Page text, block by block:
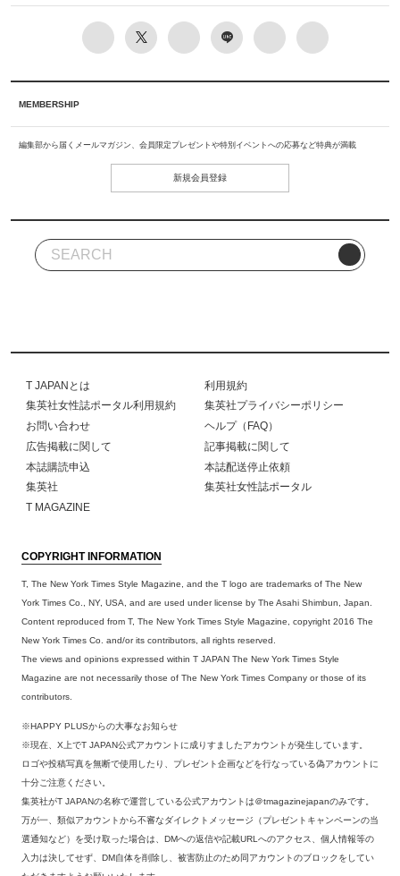
MEMBERSHIP
編集部から届くメールマガジン、会員限定プレゼントや特別イベントへの応募など特典が満載
新規会員登録
T JAPANとは
利用規約
集英社女性誌ポータル利用規約
集英社プライバシーポリシー
お問い合わせ
ヘルプ（FAQ）
広告掲載に関して
記事掲載に関して
本誌購読申込
本誌配送停止依頼
集英社
集英社女性誌ポータル
T MAGAZINE
COPYRIGHT INFORMATION
T, The New York Times Style Magazine, and the T logo are trademarks of The New
York Times Co., NY, USA, and are used under license by The Asahi Shimbun, Japan.
Content reproduced from T, The New York Times Style Magazine, copyright 2016 The
New York Times Co. and/or its contributors, all rights reserved.
The views and opinions expressed within T JAPAN The New York Times Style
Magazine are not necessarily those of The New York Times Company or those of its
contributors.
※HAPPY PLUSからの大事なお知らせ
※現在、X上でT JAPAN公式アカウントに成りすましたアカウントが発生しています。
ロゴや投稿写真を無断で使用したり、プレゼント企画などを行なっている偽アカウントに
十分ご注意ください。
集英社がT JAPANの名称で運営している公式アカウントは＠tmagazinejapanのみです。
万が一、類似アカウントから不審なダイレクトメッセージ（プレゼントキャンペーンの当
選通知など）を受け取った場合は、DMへの返信や記載URLへのアクセス、個人情報等の
入力は決してせず、DM自体を削除し、被害防止のため同アカウントのブロックをしてい